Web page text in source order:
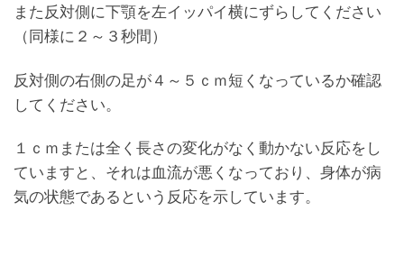
また反対側に下顎を左イッパイ横にずらしてください
（同様に２～３秒間）
反対側の右側の足が４～５ｃｍ短くなっているか確認
してください。
１ｃｍまたは全く長さの変化がなく動かない反応をし
ていますと、それは血流が悪くなっており、身体が病
気の状態であるという反応を示しています。